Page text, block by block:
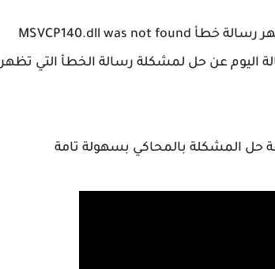
ظهرت مؤخرا مشكلة بالمحاكي عند محاولة تثبيت لعبة علية يظهر رسالة خطأ MSVCP140.dll was not found
اليوم عن حل لمشكلة رسالة الخطأ التي تظهر
حل المشكلة بالمحاكي بسهولة تامة